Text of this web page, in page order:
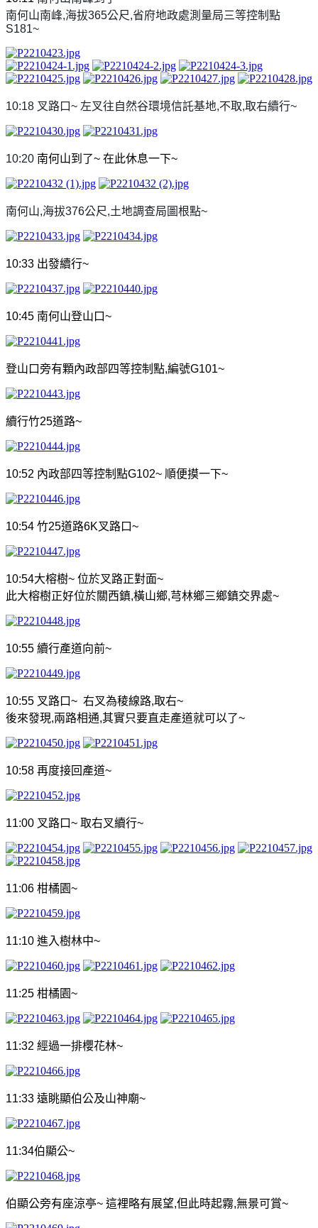
南何山南峰,海拔365公尺,省府地政處測量局三等控制點
S181~
10:18 叉路口~ 左叉往自然谷環境信託基地,不取,取右續行~
10:20 南何山到了~ 在此休息一下~
南何山,海拔376公尺,土地調查局圖根點~
10:33 出發續行~
10:45 南何山登山口~
登山口旁有顆內政部四等控制點,編號G101~
續行竹25道路~
10:52 內政部四等控制點G102~ 順便摸一下~
10:54 竹25道路6K叉路口~
10:54大榕樹~ 位於叉路正對面~
此大榕樹正好位於關西鎮,橫山鄉,芎林鄉三鄉鎮交界處~
10:55 續行產道向前~
10:55 叉路口~ 右叉為稜線路,取右~
後來發現,兩路相通,其實只要直走產道就可以了~
10:58 再度接回產道~
11:00 叉路口~ 取右叉續行~
11:06 柑橘園~
11:10 進入樹林中~
11:25 柑橘園~
11:32 經過一排櫻花林~
11:33 遠眺顯伯公及山神廟~
11:34伯顯公~
伯顯公旁有座涼亭~ 這裡略有展望,但此時起霧,無景可賞~